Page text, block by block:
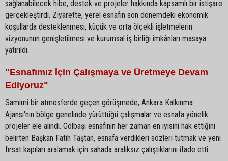
sağlanabilecek hibe, destek ve projeler hakkında kapsamlı bir istişare
gerçekleştirdi. Ziyarette, yerel esnafın son dönemdeki ekonomik
koşullarda desteklenmesi, küçük ve orta ölçekli işletmelerin
vizyonunun genişletilmesi ve kurumsal iş birliği imkânları masaya
yatırıldı.
"Esnafımız İçin Çalışmaya ve Üretmeye Devam
Ediyoruz"
Samimi bir atmosferde geçen görüşmede, Ankara Kalkınma
Ajansı'nın bölge genelinde yürüttüğü çalışmalar ve esnafa yönelik
projeler ele alındı. Gölbaşı esnafının her zaman en iyisini hak ettiğini
belirten Başkan Fatih Taştan, esnafa verdikleri sözleri tutmak ve yeni
fırsat kapıları aralamak için sahada aralıksız çalıştıklarını ifade etti.